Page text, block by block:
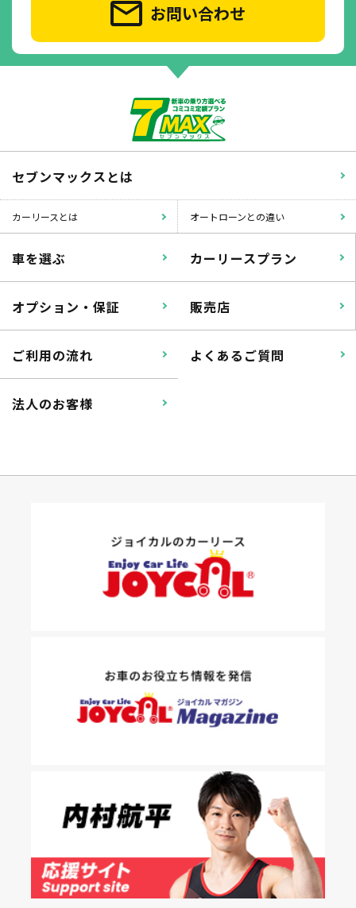
お問い合わせ
セブンマックスとは
カーリースとは オートローンとの違い
車を選ぶ カーリースプラン
オプション・保証 販売店
ご利用の流れ よくあるご質問
法人のお客様